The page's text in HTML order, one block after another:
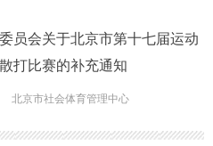
员会关于北京市第十七届运动
打比赛的补充通知
北京市社会体育管理中心